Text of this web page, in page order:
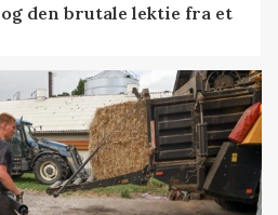
den brutale lektie fra et